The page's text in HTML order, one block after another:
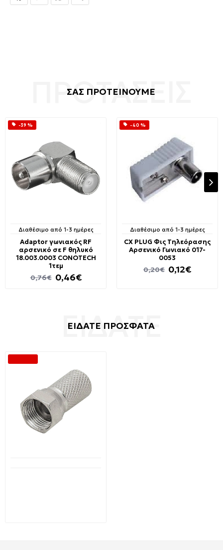
ΣΑΣ ΠΡΟΤΕΙΝΟΥΜΕ
-39 %
Διαθέσιμο από 1-3 ημέρες
Adaptor γωνιακός RF
αρσενικό σε F θηλυκό
18.003.0003 CONOTECH
1τεμ
0,46€
0,76€
-40 %
Διαθέσιμο από 1-3 ημέρες
CX PLUG Φις Τηλεόρασης
Αρσενικό Γωνιακό 017-
0053
0,12€
0,20€
ΕΙΔΑΤΕ ΠΡΟΣΦΑΤΑ